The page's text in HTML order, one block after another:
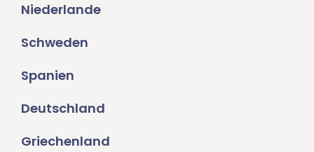
Niederlande
Schweden
Spanien
Deutschland
Griechenland